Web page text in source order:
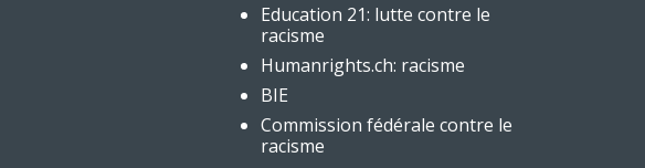
Education 21: lutte contre le
racisme
Humanrights.ch: racisme
BIE
Commission fédérale contre le
racisme